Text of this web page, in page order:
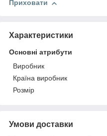
Приховати
Характеристики
Основні атрибути
Виробник
Країна виробник
Розмір
Умови доставки